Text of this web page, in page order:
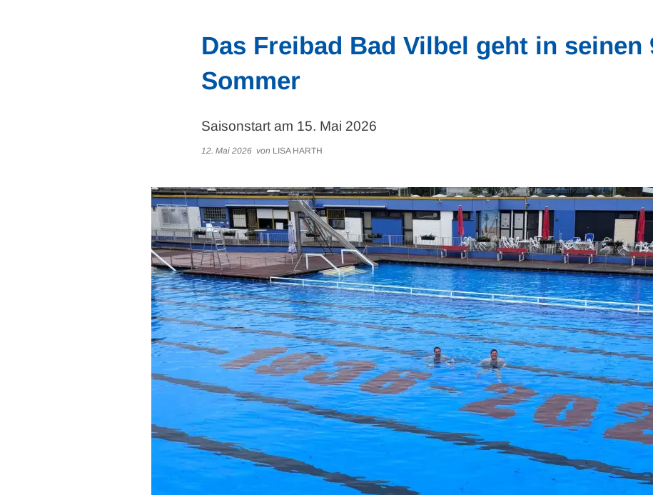
Das Freibad Bad Vilbel geht in seinen
Sommer
Saisonstart am 15. Mai 2026
12. Mai 2026 von LISA HARTH